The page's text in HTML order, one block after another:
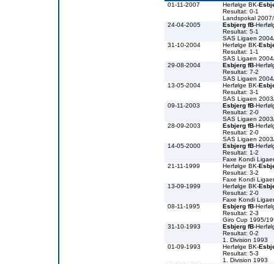
01-11-2007 Herfølge BK-
Resultat: 0-1
Landspokal
24-04-2005
Esbjerg fB-
Resultat: 5-1
SAS Ligaen
31-10-2004
Herfølge BK-
Resultat: 1-1
SAS Ligaen
29-08-2004
Esbjerg fB-
Resultat: 7-2
SAS Ligaen
13-05-2004
Herfølge BK-
Resultat: 3-1
SAS Ligaen
09-11-2003
Esbjerg fB-
Resultat: 2-0
SAS Ligaen
28-09-2003
Esbjerg fB-
Resultat: 2-0
SAS Ligaen
14-05-2000
Esbjerg fB-
Resultat: 1-2
Faxe Kondi
21-11-1999
Herfølge BK-
Resultat: 3-2
Faxe Kondi
13-09-1999
Herfølge BK-
Resultat: 2-0
Faxe Kondi
08-11-1995
Esbjerg fB-
Resultat: 2-3
Giro Cup 1995/
31-10-1993
Esbjerg fB-
Resultat: 0-2
1. Division 1993
01-09-1993
Herfølge BK-
Resultat: 5-3
1. Division 1993